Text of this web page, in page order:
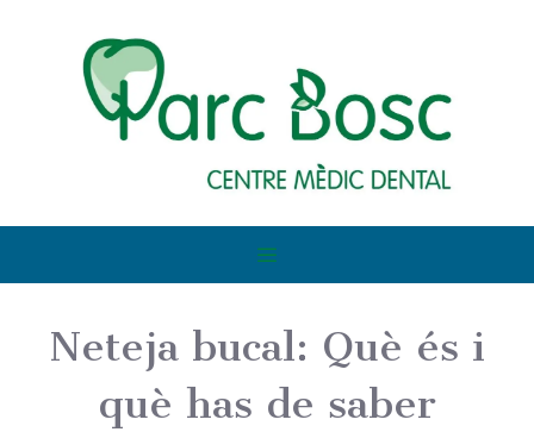
Neteja bucal: Què és i
què has de saber